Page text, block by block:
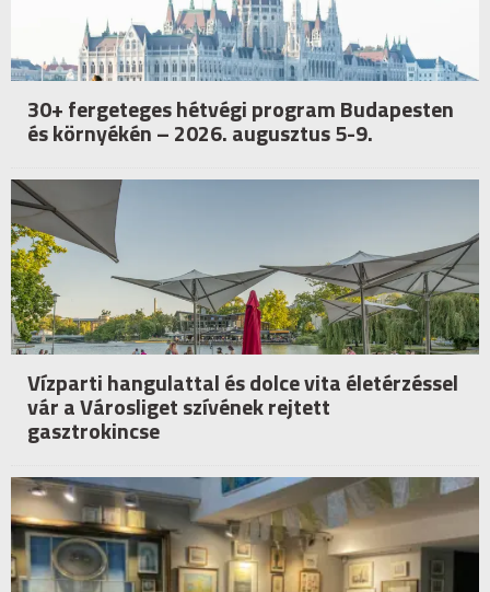
30+ fergeteges hétvégi program Budapesten
és környékén – 2026. augusztus 5-9.
Vízparti hangulattal és dolce vita életérzéssel
vár a Városliget szívének rejtett
gasztrokincse